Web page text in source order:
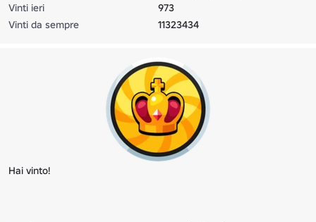
Vinti ieri
973
Vinti da sempre
11323434
Hai vinto!